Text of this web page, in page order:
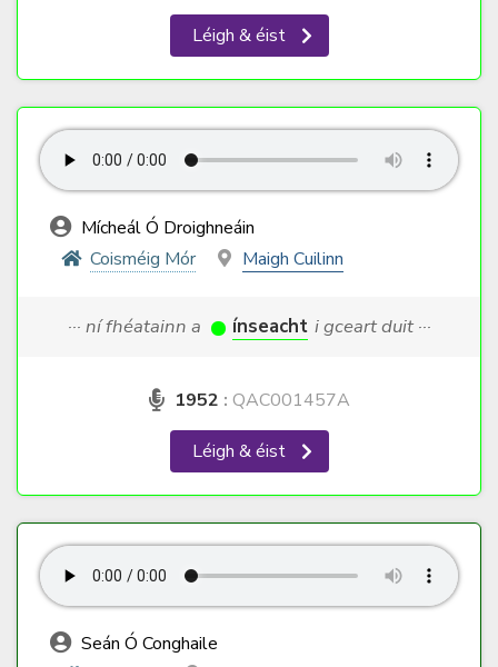
Léigh & éist
Mícheál Ó Droighneáin
Coisméig Mór
Maigh Cuilinn
··· ní fhéatainn a ínseacht i gceart duit ···
1952 : QAC001457A
Léigh & éist
Seán Ó Conghaile